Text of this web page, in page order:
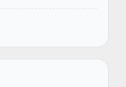
– Қазақстан
қатынайтын
шықты.